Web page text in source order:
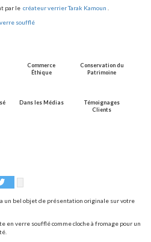
par le créateur verrier Tarak Kamoun .
soufflé
Commerce
Éthique
Conservation du
Patrimoine
Dans les Médias
Témoignages
Clients
un bel objet de présentation originale sur votre
en verre soufflé comme cloche à fromage pour un